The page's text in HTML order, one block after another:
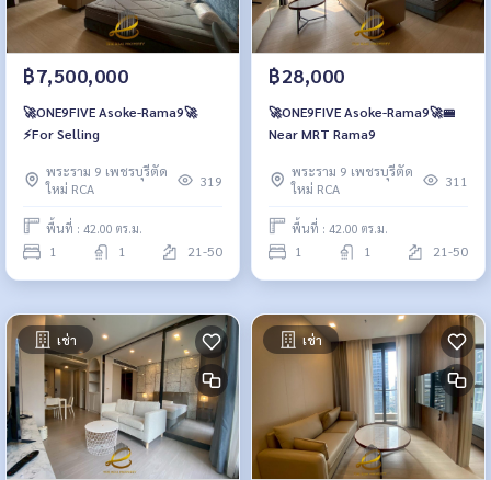
฿7,500,000
🚀ONE9FIVE Asoke-Rama9🚀
⚡For Selling
พระราม 9 เพชรบุรีตัด
ใหม่ RCA
319
พื้นที่ : 42.00 ตร.ม.
1 1 21-50
฿28,000
🚀ONE9FIVE Asoke-Rama9🚀🚝
Near MRT Rama9
พระราม 9 เพชรบุรีตัด
ใหม่ RCA
311
พื้นที่ : 42.00 ตร.ม.
1 1 21-50
เช่า เช่า